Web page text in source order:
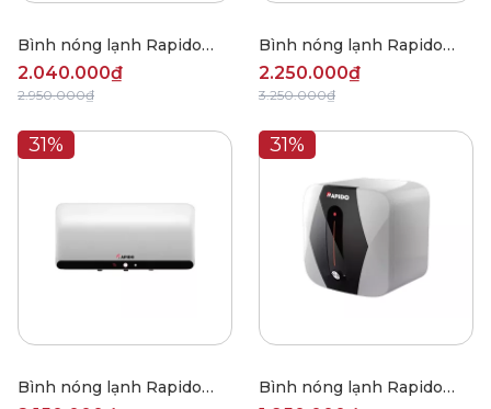
Bình nóng lạnh Rapido
HE20L
2.040.000₫
2.950.000₫
Bình nóng lạnh Rapido
HD30L
2.250.000₫
3.250.000₫
31%
Bình nóng lạnh Rapido
31%
Bình nóng lạnh Rapido